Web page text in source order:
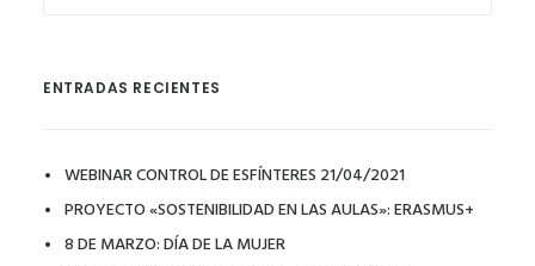
ENTRADAS RECIENTES
WEBINAR CONTROL DE ESFÍNTERES 21/04/2021
PROYECTO «SOSTENIBILIDAD EN LAS AULAS»: ERASMUS+
8 DE MARZO: DÍA DE LA MUJER